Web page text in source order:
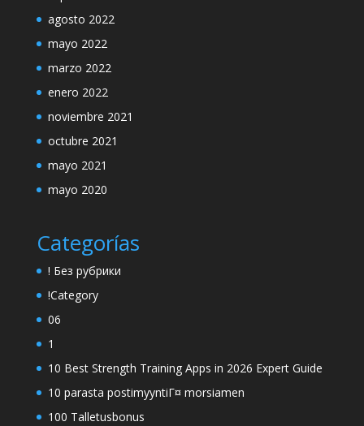
agosto 2022
mayo 2022
marzo 2022
enero 2022
noviembre 2021
octubre 2021
mayo 2021
mayo 2020
Categorías
! Без рубрики
!Category
06
1
10 Best Strength Training Apps in 2026 Expert Guide
10 parasta postimyyntiГ¤ morsiamen
100 Talletusbonus